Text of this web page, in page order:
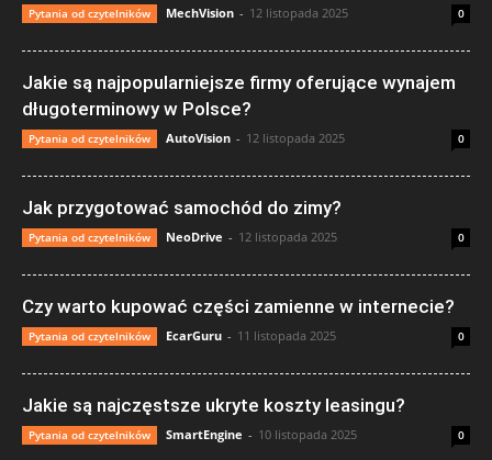
Pytania od czytelników MechVision - 12 listopada 2025 0
Jakie są najpopularniejsze firmy oferujące wynajem
długoterminowy w Polsce?
Pytania od czytelników AutoVision - 12 listopada 2025 0
Jak przygotować samochód do zimy?
Pytania od czytelników NeoDrive - 12 listopada 2025 0
Czy warto kupować części zamienne w internecie?
Pytania od czytelników EcarGuru - 11 listopada 2025 0
Jakie są najczęstsze ukryte koszty leasingu?
Pytania od czytelników SmartEngine - 10 listopada 2025 0